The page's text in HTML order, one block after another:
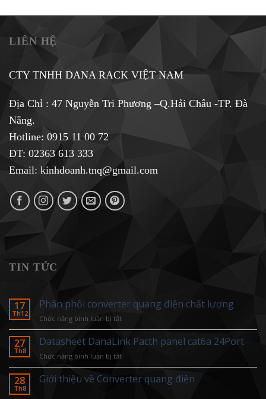
LIÊN HỆ
CTY TNHH DANA RACK VIỆT NAM
Địa Chỉ : 47 Nguyễn Tri Phương –Q.Hải Châu -TP. Đà
Nẵng.
Hotline: 0915 11 00 72
ĐT: 02363 613 333
Email: kinhdoanh.tnq@gmail.com
TIN TỨC
17
Th12
Phân phối converter quang điện chất lượng
Chức năng bình luận bị tắtở
Phân
phối
converter
quang
điện
chất
27
Th8
Datasheet DanaLink Pacth panel cat6a 24Port
Chức năng bình luận bị tắtở
Datasheet
DanaLink
Pacth
28
Th8
Giới thiệu về Converter quang điện